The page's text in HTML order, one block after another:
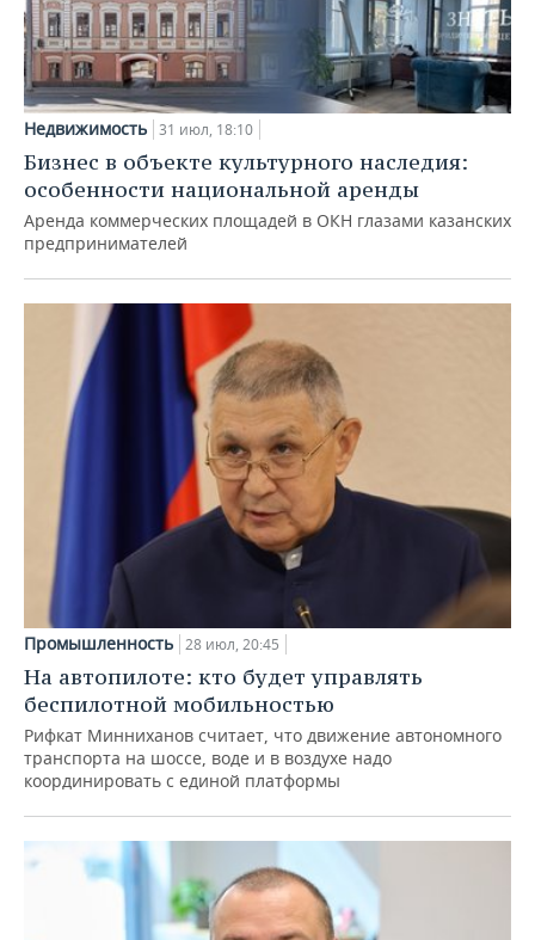
Недвижимость 31 июл, 18:10
Бизнес в объекте культурного наследия:
особенности национальной аренды
Аренда коммерческих площадей в ОКН глазами казанских
предпринимателей
Промышленность 28 июл, 20:45
На автопилоте: кто будет управлять
беспилотной мобильностью
Рифкат Минниханов считает, что движение автономного
транспорта на шоссе, воде и в воздухе надо
координировать с единой платформы